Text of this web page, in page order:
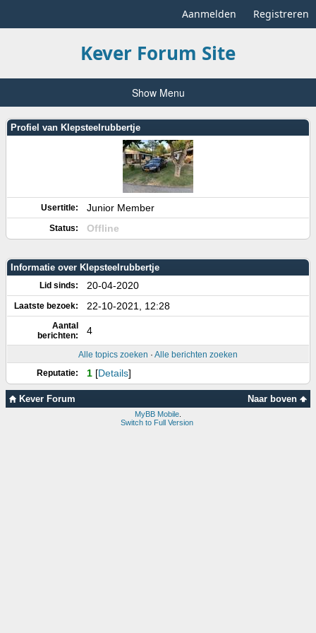
Aanmelden Registreren
Kever Forum Site
Show Menu
Profiel van Klepsteelrubbertje
Usertitle: Junior Member
Status: Offline
Informatie over Klepsteelrubbertje
Lid sinds: 20-04-2020
Laatste bezoek: 22-10-2021, 12:28
Aantal
berichten:
4
Alle topics zoeken · Alle berichten zoeken
Reputatie:
1 [Details]
Naar boven
Kever Forum
MyBB Mobile
Switch to Full Version